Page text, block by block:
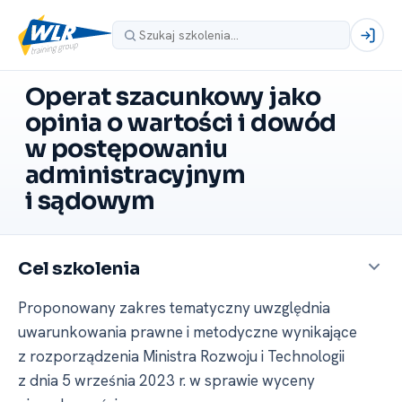
Operat szacunkowy jako
opinia o wartości i dowód
w postępowaniu
administracyjnym
i sądowym
Cel szkolenia
Proponowany zakres tematyczny uwzględnia
uwarunkowania prawne i metodyczne wynikające
z rozporządzenia Ministra Rozwoju i Technologii
z dnia 5 września 2023 r. w sprawie wyceny